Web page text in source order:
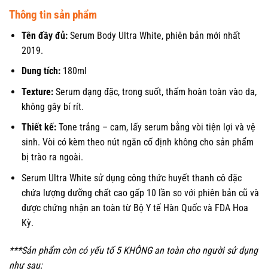
Thông tin sản phẩm
Tên đầy đủ:Serum Body Ultra White, phiên bản mới nhất
2019.
Dung tích:180ml
Texture:Serum dạng đặc, trong suốt, thấm hoàn toàn vào da,
không gây bí rít.
Thiết kế:Tone trắng – cam, lấy serum bằng vòi tiện lợi và vệ
sinh. Vòi có kèm theo nút ngăn cố định không cho sản phẩm
bị trào ra ngoài.
Serum Ultra White sử dụng công thức huyết thanh cô đặc
chứa lượng dưỡng chất cao gấp 10 lần so với phiên bản cũ và
được chứng nhận an toàn từ Bộ Y tế Hàn Quốc và FDA Hoa
Kỳ.
***Sản phẩm còn có yếu tố 5 KHÔNG an toàn cho người sử dụng
như sau: